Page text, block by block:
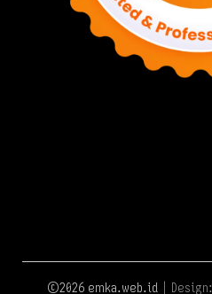
©2026 emka.web.id | Design: